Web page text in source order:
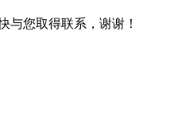
与您取得联系，谢谢！